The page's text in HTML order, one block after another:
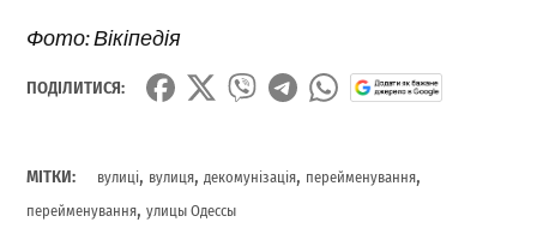
Фото: Вікіпедія
ПОДІЛИТИСЯ:
МІТКИ: вулиці, вулиця,декомунізація, перейменування,
перейменування,улицы Одессы